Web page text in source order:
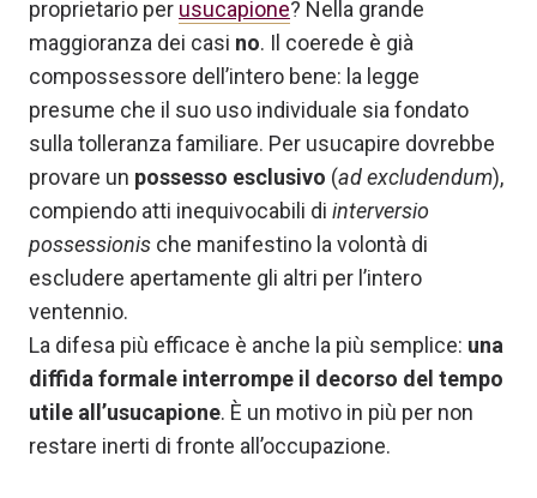
proprietario per usucapione? Nella grande
maggioranza dei casi no. Il coerede è già
compossessore dell’intero bene: la legge
presume che il suo uso individuale sia fondato
sulla tolleranza familiare. Per usucapire dovrebbe
provare un possesso esclusivo (ad excludendum),
compiendo atti inequivocabili di interversio
possessionis che manifestino la volontà di
escludere apertamente gli altri per l’intero
ventennio.
La difesa più efficace è anche la più semplice: una
diffida formale interrompe il decorso del tempo
utile all’usucapione. È un motivo in più per non
restare inerti di fronte all’occupazione.